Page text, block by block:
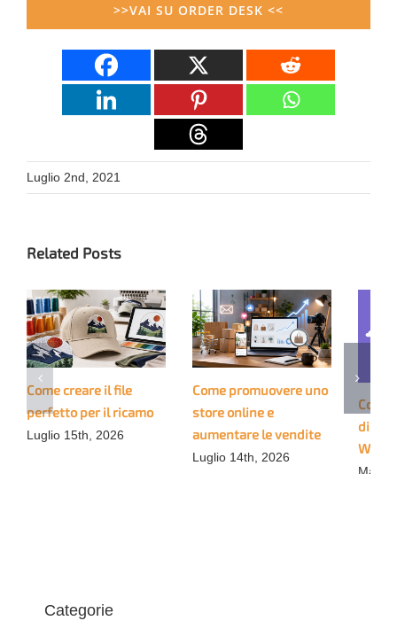
>>VAI SU ORDER DESK <<
Luglio 2nd, 2021
Related Posts
Come creare il file
perfetto per il ricamo
Luglio 15th, 2026
Come promuovere uno
store online e
aumentare le vendite
Luglio 14th, 2026
di
Marzo
Categorie